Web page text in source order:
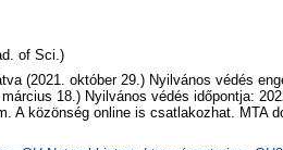
of Sci.)
(2021. október 29.) Nyilvános védés
18.) Nyilvános védés időpontja:
A közönség online is csatlakozhat. MTA